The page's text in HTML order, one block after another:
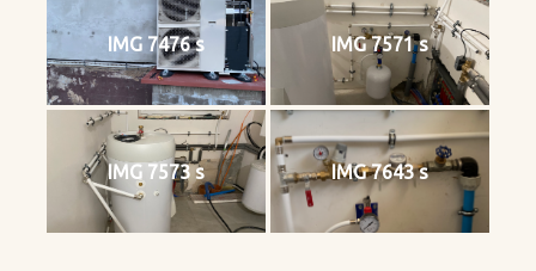
IMG 7476 s IMG 7571 s
IMG 7573 s IMG 7643 s